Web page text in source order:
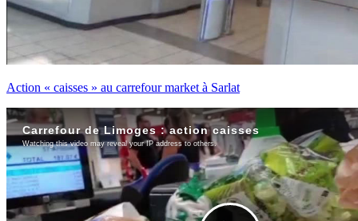
Action « caisses » au carrefour market à Sarlat